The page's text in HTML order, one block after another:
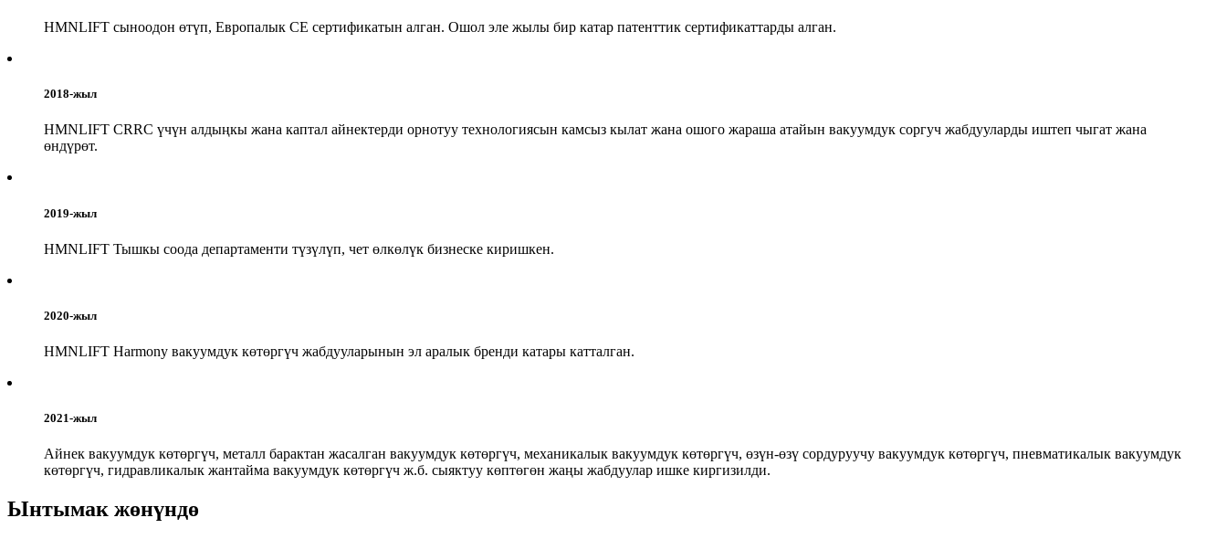
HMNLIFT сыноодон өтүп, Европалык CE сертификатын алган. Ошол эле жылы бир катар патенттик сертификаттарды алган.
2018-жыл
HMNLIFT CRRC үчүн алдыңкы жана каптал айнектерди орнотуу технологиясын камсыз кылат жана ошого жараша атайын вакуумдук соргуч жабдууларды иштеп чыгат жана
өндүрөт.
2019-жыл
HMNLIFT Тышкы соода департаменти түзүлүп, чет өлкөлүк бизнеске киришкен.
2020-жыл
HMNLIFT Harmony вакуумдук көтөргүч жабдууларынын эл аралык бренди катары катталган.
2021-жыл
Айнек вакуумдук көтөргүч, металл барактан жасалган вакуумдук көтөргүч, механикалык вакуумдук көтөргүч, өзүн-өзү сордуруучу вакуумдук көтөргүч, пневматикалык вакуумдук
көтөргүч, гидравликалык жантайма вакуумдук көтөргүч ж.б. сыяктуу көптөгөн жаңы жабдуулар ишке киргизилди.
Ынтымак жөнүндө